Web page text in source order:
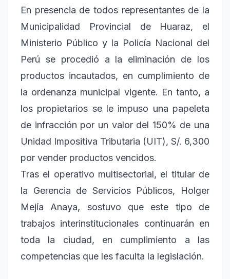
En presencia de todos representantes de la
Municipalidad Provincial de Huaraz, el
Ministerio Público y la Policía Nacional del
Perú se procedió a la eliminación de los
productos incautados, en cumplimiento de
la ordenanza municipal vigente. En tanto, a
los propietarios se le impuso una papeleta
de infracción por un valor del 150% de una
Unidad Impositiva Tributaria (UIT), S/. 6,300
por vender productos vencidos.
Tras el operativo multisectorial, el titular de
la Gerencia de Servicios Públicos, Holger
Mejía Anaya, sostuvo que este tipo de
trabajos interinstitucionales continuarán en
toda la ciudad, en cumplimiento a las
competencias que les faculta la legislación.